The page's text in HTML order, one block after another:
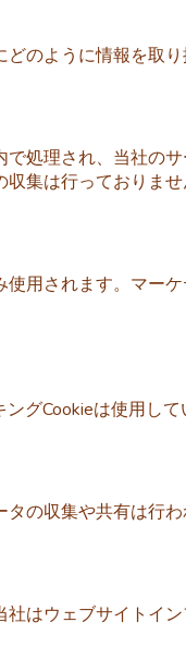
のように情報を取り
処理され、当社の
集は行っておりませ
用されます。マー
グCookieは使用して
の収集や共有は行わ
はウェブサイトイ